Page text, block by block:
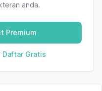
anda.
Premium
Daftar Gratis